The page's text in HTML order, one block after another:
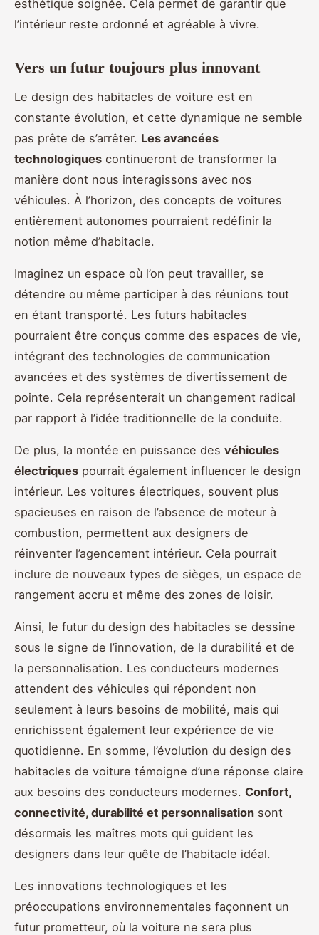
esthétique soignée. Cela permet de garantir que
l’intérieur reste ordonné et agréable à vivre.
Vers un futur toujours plus innovant
Le design des habitacles de voiture est en
constante évolution, et cette dynamique ne semble
pas prête de s’arrêter. Les avancées
technologiques continueront de transformer la
manière dont nous interagissons avec nos
véhicules. À l’horizon, des concepts de voitures
entièrement autonomes pourraient redéfinir la
notion même d’habitacle.
Imaginez un espace où l’on peut travailler, se
détendre ou même participer à des réunions tout
en étant transporté. Les futurs habitacles
pourraient être conçus comme des espaces de vie,
intégrant des technologies de communication
avancées et des systèmes de divertissement de
pointe. Cela représenterait un changement radical
par rapport à l’idée traditionnelle de la conduite.
De plus, la montée en puissance des véhicules
électriques pourrait également influencer le design
intérieur. Les voitures électriques, souvent plus
spacieuses en raison de l’absence de moteur à
combustion, permettent aux designers de
réinventer l’agencement intérieur. Cela pourrait
inclure de nouveaux types de sièges, un espace de
rangement accru et même des zones de loisir.
Ainsi, le futur du design des habitacles se dessine
sous le signe de l’innovation, de la durabilité et de
la personnalisation. Les conducteurs modernes
attendent des véhicules qui répondent non
seulement à leurs besoins de mobilité, mais qui
enrichissent également leur expérience de vie
quotidienne. En somme, l’évolution du design des
habitacles de voiture témoigne d’une réponse claire
aux besoins des conducteurs modernes. Confort,
connectivité, durabilité et personnalisation sont
désormais les maîtres mots qui guident les
designers dans leur quête de l’habitacle idéal.
Les innovations technologiques et les
préoccupations environnementales façonnent un
futur prometteur, où la voiture ne sera plus